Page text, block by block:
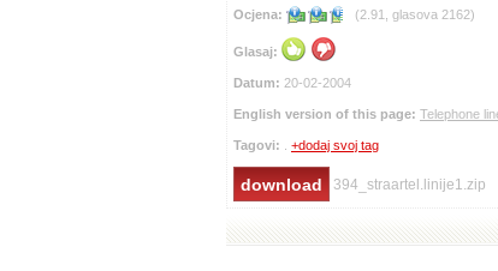
Ocjena: (2.91, glasova 2162)
Glasaj:
Datum: 20-02-2004
English version of this page: Telephone
Tagovi: +dodaj svoj tag
394_straartel.linije1.zip